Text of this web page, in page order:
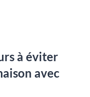
à éviter
avec